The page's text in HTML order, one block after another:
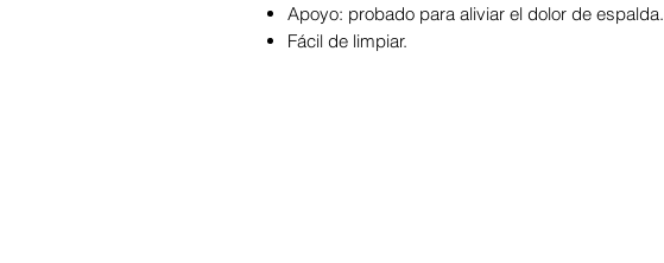
Apoyo: probado para aliviar el dolor de espalda.
Fácil de limpiar.